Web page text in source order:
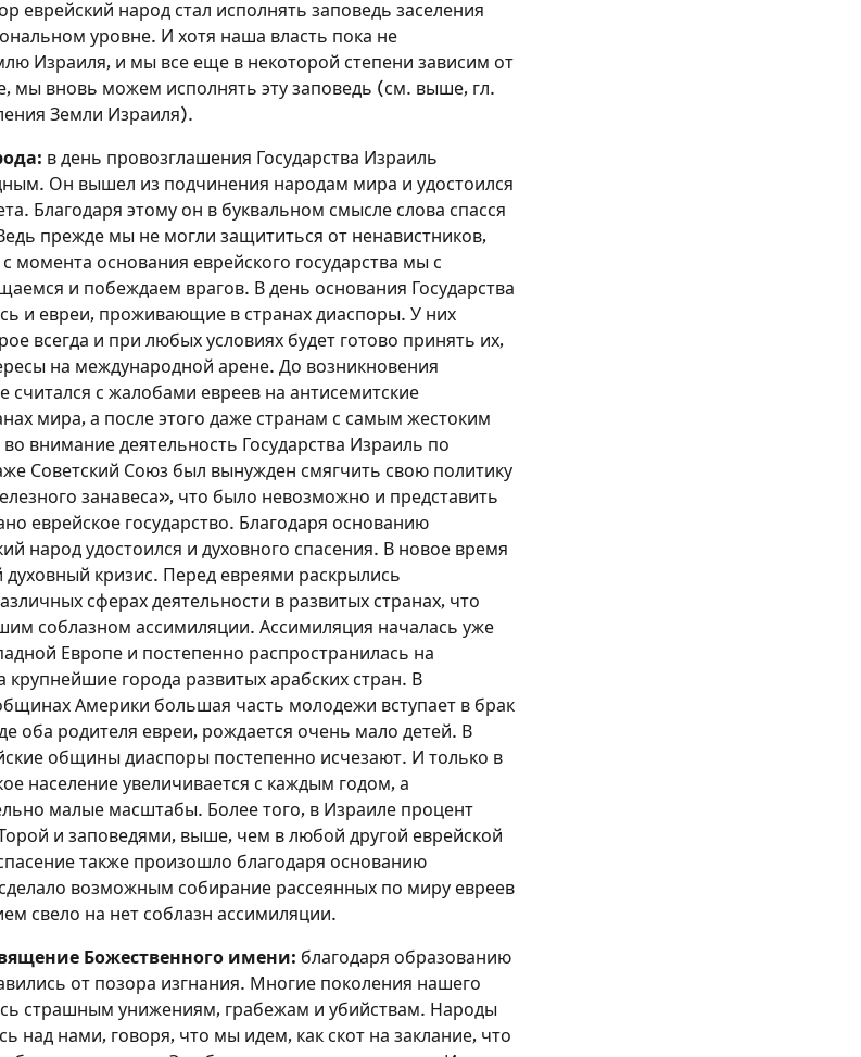
еврейский народ стал исполнять заповедь заселения
уровне. И хотя наша власть пока не
Израиля, и мы все еще в некоторой степени зависим от
мы вновь можем исполнять эту заповедь (см. выше, гл.
Земли Израиля).
в день провозглашения Государства Израиль
Он вышел из подчинения народам мира и удостоился
Благодаря этому он в буквальном смысле слова спасся
прежде мы не могли защититься от ненавистников,
момента основания еврейского государства мы с
и побеждаем врагов. В день основания Государства
и евреи, проживающие в странах диаспоры. У них
всегда и при любых условиях будет готово принять их,
на международной арене. До возникновения
считался с жалобами евреев на антисемитские
мира, а после этого даже странам с самым жестоким
внимание деятельность Государства Израиль по
Советский Союз был вынужден смягчить свою политику
занавеса», что было невозможно и представить
еврейское государство. Благодаря основанию
народ удостоился и духовного спасения. В новое время
кризис. Перед евреями раскрылись
сферах деятельности в развитых странах, что
соблазном ассимиляции. Ассимиляция началась уже
Европе и постепенно распространилась на
крупнейшие города развитых арабских стран. В
Америки большая часть молодежи вступает в брак
оба родителя евреи, рождается очень мало детей. В
общины диаспоры постепенно исчезают. И только в
население увеличивается с каждым годом, а
малые масштабы. Более того, в Израиле процент
и заповедями, выше, чем в любой другой еврейской
также произошло благодаря основанию
сделало возможным собирание рассеянных по миру евреев
свело на нет соблазн ассимиляции.
Божественного имени: благодаря образованию
от позора изгнания. Многие поколения нашего
страшным унижениям, грабежам и убийствам. Народы
над нами, говоря, что мы идем, как скот на заклание, что
на
пометки на сайте, необходимо
Войти
на
пометки на сайте, необходимо
Войти
на
пометки на сайте, необходимо
Войти